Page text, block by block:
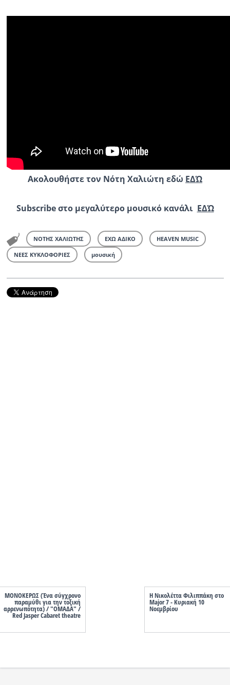
Ακολουθήστε τον Νότη Χαλιώτη εδώ ΕΔΏ
Subscribe στο μεγαλύτερο μουσικό κανάλι ΕΔΏ
ΝΟΤΗΣ ΧΑΛΙΩΤΗΣ ΕΧΩ ΑΔΙΚΟ HEAVEN MUSIC
ΝΕΕΣ ΚΥΚΛΟΦΟΡΙΕΣ μουσική
ΜΟΝΟΚΕΡΩΣ (Ένα σύγχρονο
παραμύθι για την τοξική
αρρενωπότητα) / "ΟΜΑΔΑ" /
Red Jasper Cabaret theatre
Η Νικολέττα Φιλιππάκη στο
Major 7 - Κυριακή 10
Νοεμβρίου